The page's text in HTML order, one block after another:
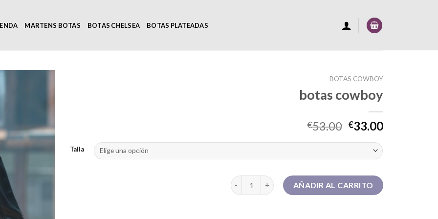
MARTENS BOTAS BOTAS CHELSEA BOTAS PLATEADAS
BOTAS COWBOY
botas cowboy
€53.00 €33.00
Talla
botas cowboy cantidadAÑADIR AL CARRITO